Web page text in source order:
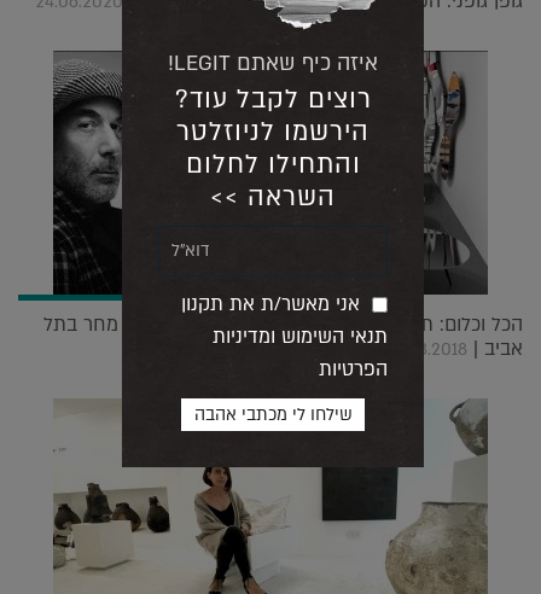
הכל וכלום: תערוכת גלריה ראשונה לרון ארד תפתח מחר בתל
אביב | 21.03.2018
איזה כיף שאתם LEGIT!
רוצים לקבל עוד?
הירשמו לניוזלטר
והתחילו לחלום
השראה >>
אני מאשר/ת את תקנון
תנאי השימוש ומדיניות
הפרטיות